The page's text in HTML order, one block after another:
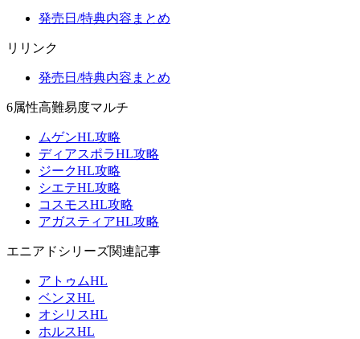
発売日/特典内容まとめ
リリンク
発売日/特典内容まとめ
6属性高難易度マルチ
ムゲンHL攻略
ディアスポラHL攻略
ジークHL攻略
シエテHL攻略
コスモスHL攻略
アガスティアHL攻略
エニアドシリーズ関連記事
アトゥムHL
ベンヌHL
オシリスHL
ホルスHL